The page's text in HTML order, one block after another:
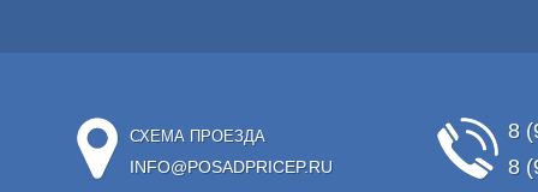
СХЕМА ПРОЕЗДА
INFO@POSADPRICEP.RU
8
8